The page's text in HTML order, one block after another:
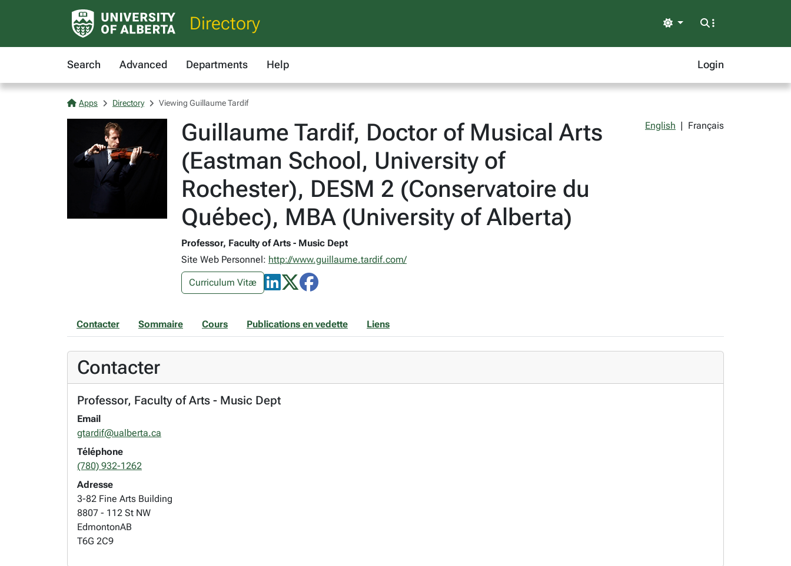
Directory Light
Search Advanced Departments Help Login
Apps Directory Viewing Guillaume Tardif
Guillaume Tardif, Doctor of Musical Arts
(Eastman School, University of
Rochester), DESM 2 (Conservatoire du
Québec), MBA (University of Alberta)
Professor, Faculty of Arts - Music Dept
Site Web Personnel: http://www.guillaume.tardif.com/
Curriculum Vitæ
English | Français
Contacter Sommaire Cours Publications en vedette Liens
Contacter
Professor, Faculty of Arts - Music Dept
Email
gtardif@ualberta.ca
Téléphone
(780) 932-1262
Adresse
3-82 Fine Arts Building
8807 - 112 St NW
EdmontonAB
T6G 2C9